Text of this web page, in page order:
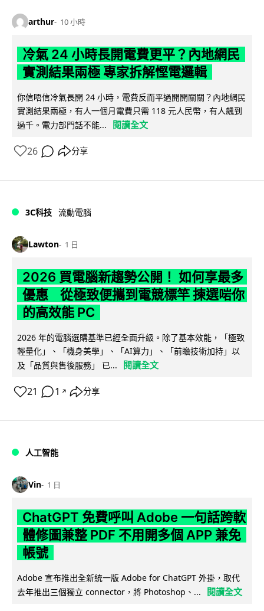
arthur 10 小時
冷氣 24 小時長開電費更平？內地網民
實測結果兩極 專家拆解慳電邏輯
你信唔信冷氣長開 24 小時，電費反而平過開開關關？內地網民
實測結果兩極，有人一個月電費只需 118 元人民幣，有人飆到
過千。電力部門話不能...
閱讀全文
26 分享
3C科技 流動電腦
Lawton 1 日
2026 買電腦新趨勢公開！ 如何享最多
優惠 從極致便攜到電競標竿 揀選啱你
的高效能 PC
2026 年的電腦選購基準已經全面升級。除了基本效能，「極致
輕量化」、「機身美學」、「AI算力」、「前瞻技術加持」以
及「品質與售後服務」 已...
閱讀全文
21 1 ↗ 分享
人工智能
Vin 1 日
ChatGPT 免費呼叫 Adobe 一句話跨軟
體修圖兼整 PDF 不用開多個 APP 兼免
帳號
Adobe 宣布推出全新統一版 Adobe for ChatGPT 外掛，取代
去年推出三個獨立 connector，將 Photoshop、...
閱讀全文